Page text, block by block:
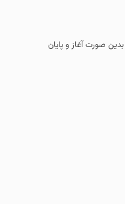
صورت آغاز و پایان